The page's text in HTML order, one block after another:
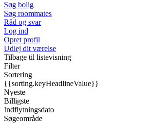
Søg bolig
Søg roommates
Råd og svar
Log ind
Opret profil
Udlej dit værelse
Tilbage til listevisning
Filter
Sortering
{{sorting.keyHeadlineValue}}
Nyeste
Billigste
Indflytningsdato
Søgeområde